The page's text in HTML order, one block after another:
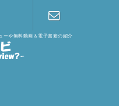
ーや無料動画＆電子書籍の紹介